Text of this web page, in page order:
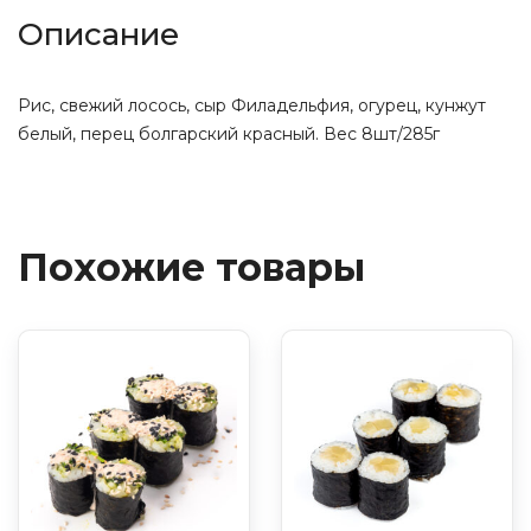
Описание
Рис, свежий лосось, сыр Филадельфия, огурец, кунжут
белый, перец болгарский красный. Вес 8шт/285г
Похожие товары